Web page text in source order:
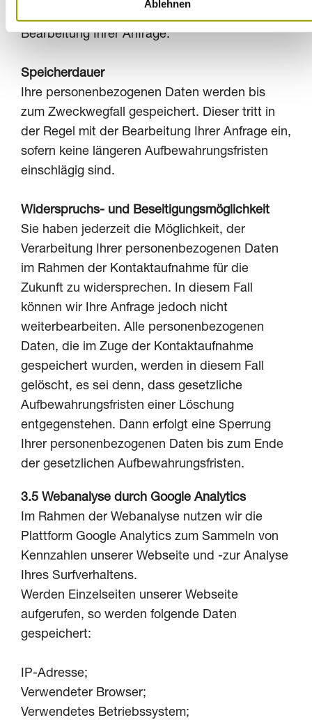
Ablehnen
Bearbeitung Ihrer Anfrage.
Speicherdauer
Ihre personenbezogenen Daten werden bis
zum Zweckwegfall gespeichert. Dieser tritt in
der Regel mit der Bearbeitung Ihrer Anfrage ein,
sofern keine längeren Aufbewahrungsfristen
einschlägig sind.
Widerspruchs- und Beseitigungsmöglichkeit
Sie haben jederzeit die Möglichkeit, der
Verarbeitung Ihrer personenbezogenen Daten
im Rahmen der Kontaktaufnahme für die
Zukunft zu widersprechen. In diesem Fall
können wir Ihre Anfrage jedoch nicht
weiterbearbeiten. Alle personenbezogenen
Daten, die im Zuge der Kontaktaufnahme
gespeichert wurden, werden in diesem Fall
gelöscht, es sei denn, dass gesetzliche
Aufbewahrungsfristen einer Löschung
entgegenstehen. Dann erfolgt eine Sperrung
Ihrer personenbezogenen Daten bis zum Ende
der gesetzlichen Aufbewahrungsfristen.
3.5 Webanalyse durch Google Analytics
Im Rahmen der Webanalyse nutzen wir die
Plattform Google Analytics zum Sammeln von
Kennzahlen unserer Webseite und -zur Analyse
Ihres Surfverhaltens.
Werden Einzelseiten unserer Webseite
aufgerufen, so werden folgende Daten
gespeichert:
IP-Adresse;
Verwendeter Browser;
Verwendetes Betriebssystem;